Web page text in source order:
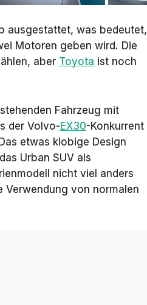
ausgestattet, was bedeutet,
Motoren geben wird. Die
aber Toyota ist noch
Fahrzeug mit
der Volvo-EX30-Konkurrent
etwas klobige Design
Urban SUV als
nicht viel anders
Verwendung von normalen